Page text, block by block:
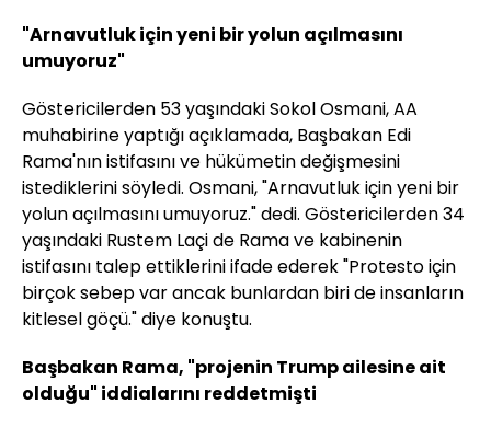
"Arnavutluk için yeni bir yolun açılmasını
umuyoruz"
Göstericilerden 53 yaşındaki Sokol Osmani, AA
muhabirine yaptığı açıklamada, Başbakan Edi
Rama'nın istifasını ve hükümetin değişmesini
istediklerini söyledi. Osmani, "Arnavutluk için yeni bir
yolun açılmasını umuyoruz." dedi. Göstericilerden 34
yaşındaki Rustem Laçi de Rama ve kabinenin
istifasını talep ettiklerini ifade ederek "Protesto için
birçok sebep var ancak bunlardan biri de insanların
kitlesel göçü." diye konuştu.
Başbakan Rama, "projenin Trump ailesine ait
olduğu" iddialarını reddetmişti